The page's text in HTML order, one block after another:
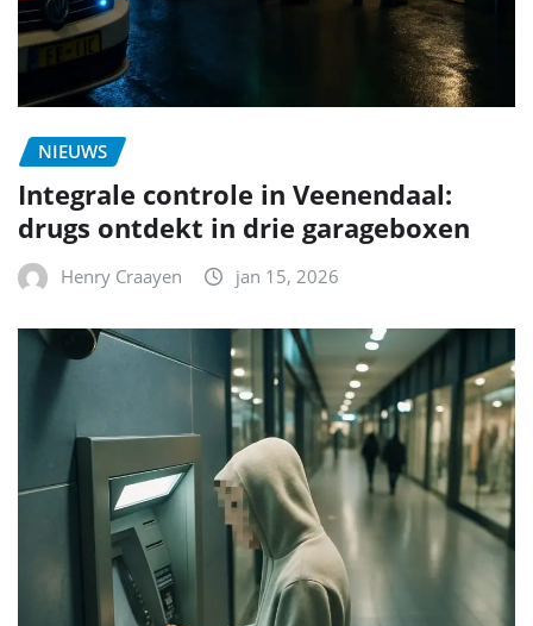
NIEUWS
Integrale controle in Veenendaal:
drugs ontdekt in drie garageboxen
Henry Craayen jan 15, 2026